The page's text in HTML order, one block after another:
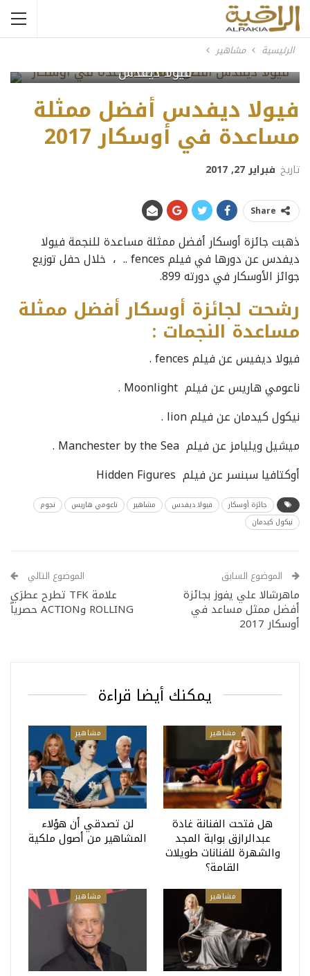
الرئيسية مشاهير
فيولا ديفدس
فيولا ديفدس أفضل ممثلة
مساعدة في أوسكار 2017
تاريخ فبراير 27, 2017
Share
ذهبت جائزة أوسكار أفضل ممثلة مساعدة للنجمة فيولا
ديفدس عن دورها في فيلم fences .. ، خلال حفل توزيع
جوائز الأوسكار في دورته 899.
رشحت لجائزة أوسكار أفضل ممثلة
مساعدة النجمات :
فيولا ديفيس عن فيلم fences .
ناعومي هاريس عن فيلم Moonlight .
نيكول كيدمان عن فيلم lion .
ميشيل ويليامز عن فيلم Manchester by the Sea .
أوكتافيا سبنسر عن فيلم Hidden Figures
جائزة أوسكار فيولا ديفدس مشاهير ناعومي هاريس
نجوم
نيكول كيدمان
الموضوع السابق
ماهرشالا علي يفوز بجائزة
أفضل ممثل مساعد في
أوسكار 2017
الموضوع التالي
علامة TFK تطرح عطرَي
ROLLING وACTION حصرياً
يمكنك أيضا قراءة
مشاهير
هل فتحت الفنانة غادة
عبدالرازق بوابة المجد
والشهرة للفنانات طويلات
القامة؟
مشاهير
لن تصدقي أن هؤلاء
المشاهير من أصول ملكية
مشاهير مشاهير